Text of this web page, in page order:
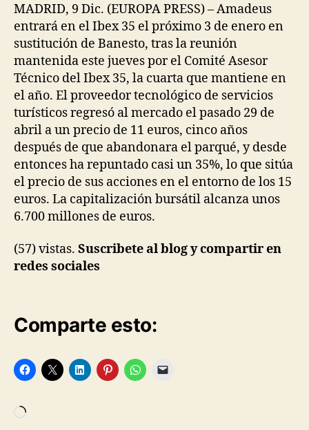
MADRID, 9 Dic. (EUROPA PRESS) – Amadeus
entrará en el Ibex 35 el próximo 3 de enero en
sustitución de Banesto, tras la reunión
mantenida este jueves por el Comité Asesor
Técnico del Ibex 35, la cuarta que mantiene en
el año. El proveedor tecnológico de servicios
turísticos regresó al mercado el pasado 29 de
abril a un precio de 11 euros, cinco años
después de que abandonara el parqué, y desde
entonces ha repuntado casi un 35%, lo que sitúa
el precio de sus acciones en el entorno de los 15
euros. La capitalización bursátil alcanza unos
6.700 millones de euros.
(57) vistas. Suscribete al blog y compartir en
redes sociales
Comparte esto: